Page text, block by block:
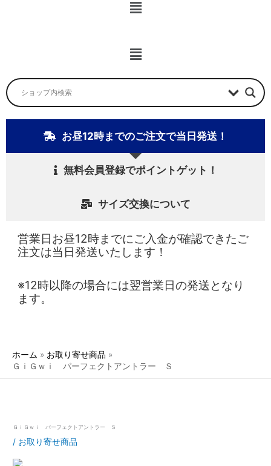
ニ
メ
ニ
ュ
お昼12時までのご注文で当日発送！
無料会員登録でポイントゲット！
サイズ交換について
営業日お昼12時までにご入金が確認できたご
注文は当日発送いたします！
※12時以降の場合には翌営業日の発送となり
ます。
ホーム
お取り寄せ商品
ＧｉＧｗｉ パーフェクトアントラー Ｓ
ＧｉＧｗｉ パーフェクトアントラー Ｓ
/ お取り寄せ商品